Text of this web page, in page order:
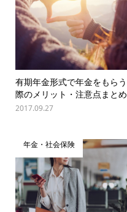
有期年金形式で年金をもらう
際のメリット・注意点まとめ
2017.09.27
年金・社会保険